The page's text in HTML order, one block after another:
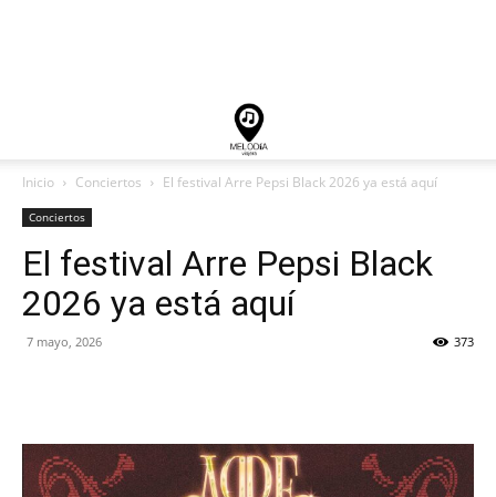
Inicio Conciertos El festival Arre Pepsi Black 2026 ya está aquí
Conciertos
El festival Arre Pepsi Black
2026 ya está aquí
7 mayo, 2026 373